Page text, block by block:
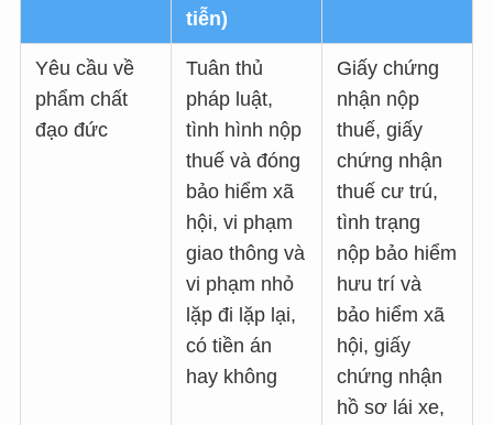
tiễn)
Yêu cầu về
phẩm chất
đạo đức
Tuân thủ
pháp luật,
tình hình nộp
thuế và đóng
bảo hiểm xã
hội, vi phạm
giao thông và
vi phạm nhỏ
lặp đi lặp lại,
có tiền án
hay không
Giấy chứng
nhận nộp
thuế, giấy
chứng nhận
thuế cư trú,
tình trạng
nộp bảo hiểm
hưu trí và
bảo hiểm xã
hội, giấy
chứng nhận
hồ sơ lái xe,